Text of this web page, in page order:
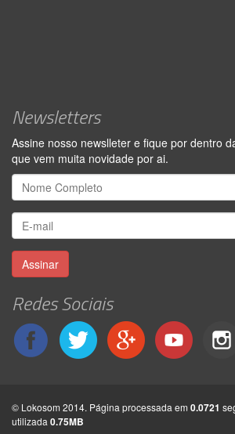
Newsletters
Assine nosso newslleter e fique por dentro
que vem muita novidade por ai.
Assinar
Redes Sociais
© Lokosom 2014. Página processada em 0.0721
utilizada 0.75MB